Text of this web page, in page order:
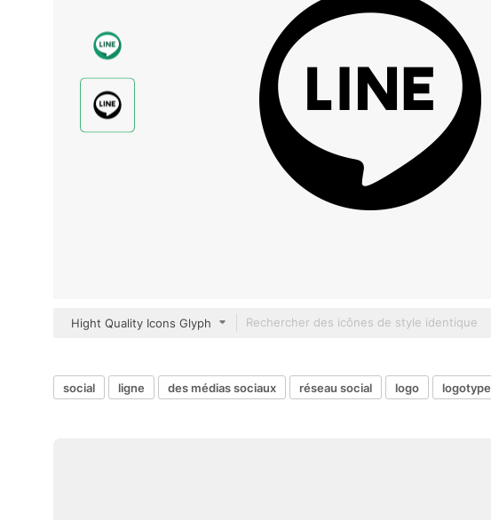
Hight Quality Icons Glyph
social ligne des médias sociaux réseau social logo logotype